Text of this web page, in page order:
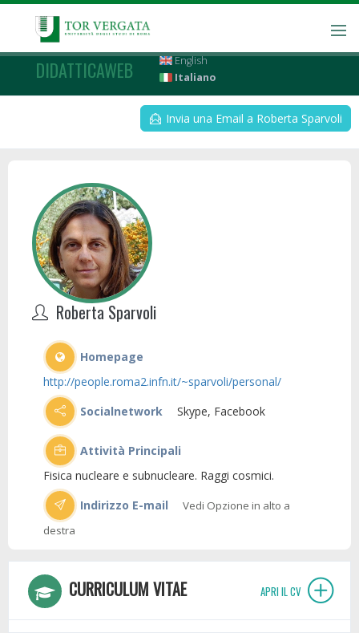
DIDATTICAWEB
English
Italiano
Invia una Email a Roberta Sparvoli
Roberta Sparvoli
Homepage
http://people.roma2.infn.it/~sparvoli/personal/
Socialnetwork
Skype, Facebook
Attività Principali
Fisica nucleare e subnucleare. Raggi cosmici.
Indirizzo E-mail
Vedi Opzione in alto a
destra
CURRICULUM VITAE APRI IL CV